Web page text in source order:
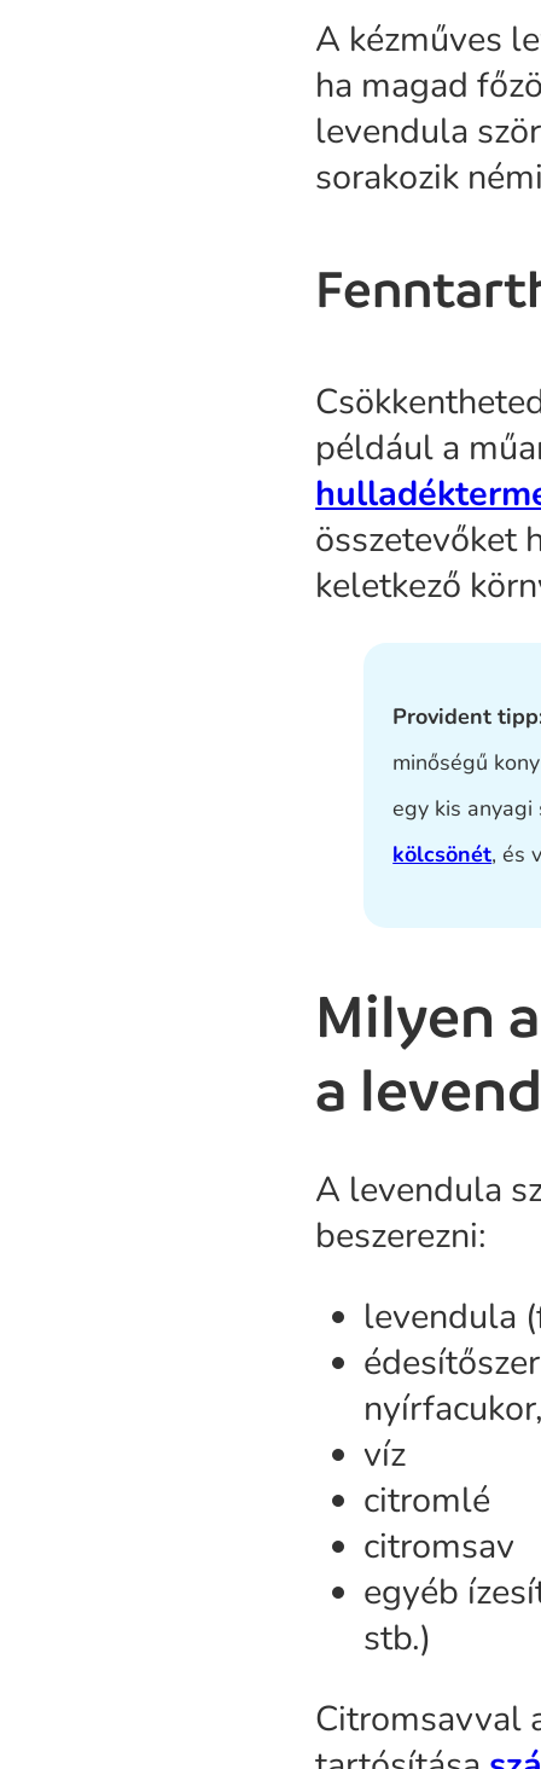
A kézműves
ha magad
levendula
sorakozik
például a
összetevőket
keletkező
Provident
minőségű
egy kis
kölcsönét, és
Milyen
a
A levendula
beszerezni:
levendula
víz
citromlé
citromsav
egyéb
stb.)
Citromsavval